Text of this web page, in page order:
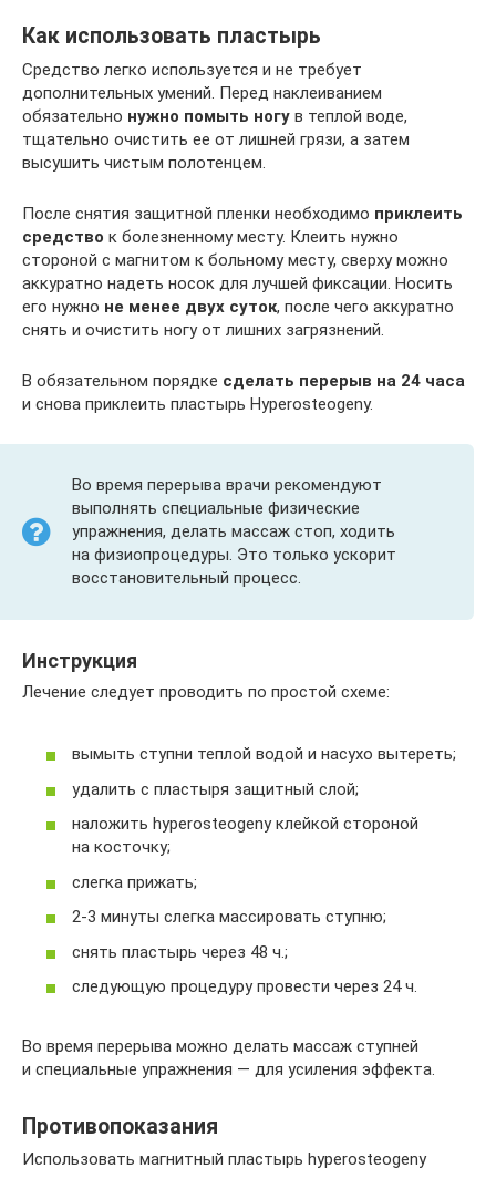
Как использовать пластырь
Средство легко используется и не требует
дополнительных умений. Перед наклеиванием
обязательно нужно помыть ногу в теплой воде,
тщательно очистить ее от лишней грязи, а затем
высушить чистым полотенцем.
После снятия защитной пленки необходимо приклеить
средство к болезненному месту. Клеить нужно
стороной с магнитом к больному месту, сверху можно
аккуратно надеть носок для лучшей фиксации. Носить
его нужно не менее двух суток, после чего аккуратно
снять и очистить ногу от лишних загрязнений.
В обязательном порядке сделать перерыв на 24 часа
и снова приклеить пластырь Hyperosteogeny.
Во время перерыва врачи рекомендуют
выполнять специальные физические
упражнения, делать массаж стоп, ходить
на физиопроцедуры. Это только ускорит
восстановительный процесс.
Инструкция
Лечение следует проводить по простой схеме:
вымыть ступни теплой водой и насухо вытереть;
удалить с пластыря защитный слой;
наложить hyperosteogeny клейкой стороной
на косточку;
слегка прижать;
2-3 минуты слегка массировать ступню;
снять пластырь через 48 ч.;
следующую процедуру провести через 24 ч.
Во время перерыва можно делать массаж ступней
и специальные упражнения — для усиления эффекта.
Противопоказания
Использовать магнитный пластырь hyperosteogeny